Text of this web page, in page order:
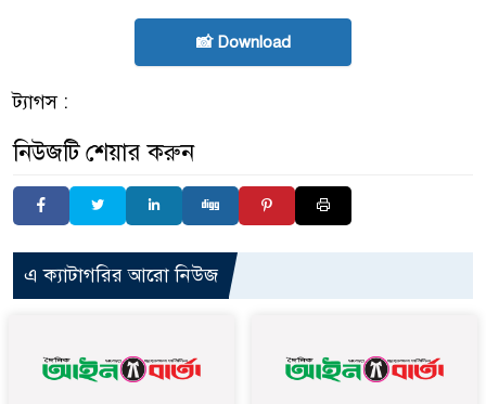
📸 Download
ট্যাগস :
নিউজটি শেয়ার করুন
এ ক্যাটাগরির আরো নিউজ